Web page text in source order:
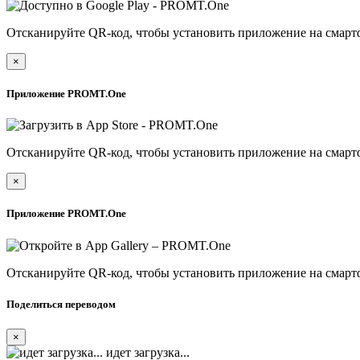
Отсканируйте QR-код, чтобы установить приложение на
×
Приложение PROMT.One
Отсканируйте QR-код, чтобы установить приложение на
×
Приложение PROMT.One
Отсканируйте QR-код, чтобы установить приложение на
Поделиться переводом
×
идет загрузка...